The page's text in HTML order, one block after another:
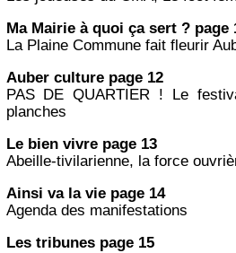
Ma Mairie à quoi ça sert ? page
La Plaine Commune fait fleurir
Auber culture page 12
PAS DE QUARTIER ! Le
planches
Le bien vivre page 13
Abeille-tivilarienne, la force
Ainsi va la vie page 14
Agenda des manifestations
Les tribunes page 15